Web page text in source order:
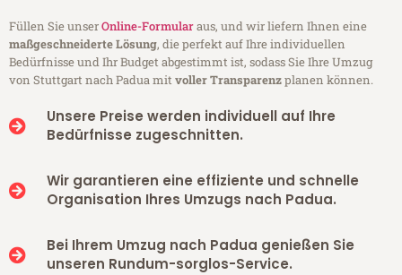
Füllen Sie unserOnline-Formularaus, und wir liefern Ihnen eine
maßgeschneiderte Lösung, die perfekt auf Ihre individuellen
Bedürfnisse und Ihr Budget abgestimmt ist, sodass Sie Ihre Umzug
von Stuttgart nach Padua mitvoller Transparenzplanen können.
Unsere Preise werden individuell auf Ihre
Bedürfnisse zugeschnitten.
Wir garantieren eine effiziente und schnelle
Organisation Ihres Umzugs nach Padua.
Bei Ihrem Umzug nach Padua genießen Sie
unseren Rundum-sorglos-Service.